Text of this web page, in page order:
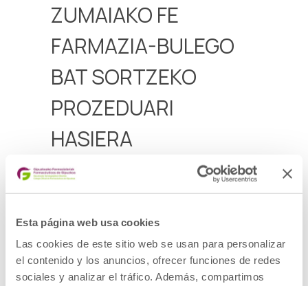
Esta página web usa cookies
Las cookies de este sitio web se usan para personalizar
el contenido y los anuncios, ofrecer funciones de redes
sociales y analizar el tráfico. Además, compartimos
ZUMAIAKO FE
FARMAZIA-BULEGO
BAT SORTZEKO
PROZEDUARI
HASIERA
Zumaiako farmazia-eskualdean, Zumaiako
udalerrian, farmazia-bulego bat sortzeko
prozedurari hasiera ematen zaiola iragarkia
Aurkezteko epea 2025ko uztailaren 12a arte
Deialdia